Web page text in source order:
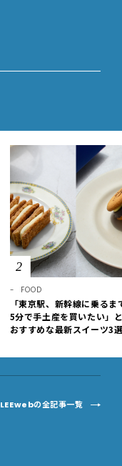
2
FOOD
「東京駅、新幹線に乗るま
5分で手土産を買いたい」
おすすめな最新スイーツ3
LEEwebの全記事一覧